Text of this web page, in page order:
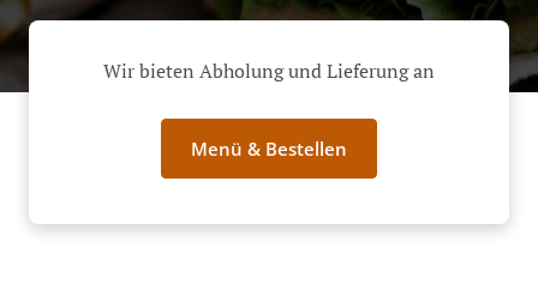
Wir bieten Abholung und Lieferung an
Menü & Bestellen